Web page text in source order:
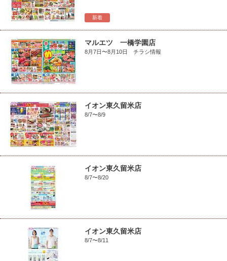
新着
マルエツ 一橋学園店
8月7日〜8月10日 チラシ情報
イオン東久留米店
8/7〜8/9
イオン東久留米店
8/7〜8/20
イオン東久留米店
8/7〜8/11